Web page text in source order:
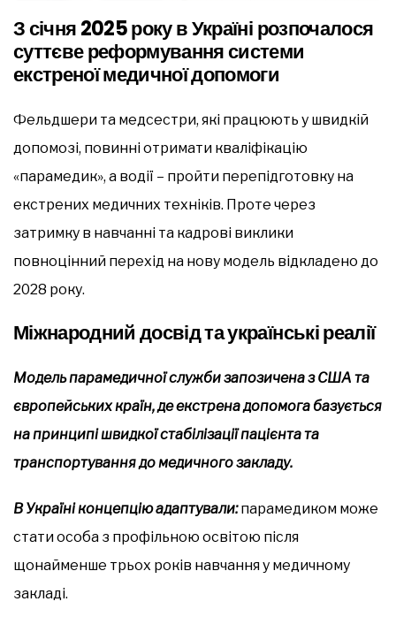
З січня 2025 року в Україні розпочалося
суттєве реформування системи
екстреної медичної допомоги
Фельдшери та медсестри, які працюють у швидкій
допомозі, повинні отримати кваліфікацію
«парамедик», а водії – пройти перепідготовку на
екстрених медичних техніків. Проте через
затримку в навчанні та кадрові виклики
повноцінний перехід на нову модель відкладено до
2028 року.
Міжнародний досвід та українські реалії
Модель парамедичної служби запозичена з США та
європейських країн, де екстрена допомога базується
на принципі швидкої стабілізації пацієнта та
транспортування до медичного закладу.
В Україні концепцію адаптували:парамедиком може
стати особа з профільною освітою після
щонайменше трьох років навчання у медичному
закладі.